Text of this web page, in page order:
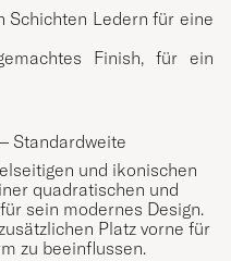
Schichten Ledern für eine
Finish, für ein
Standardweite
und ikonischen
quadratischen und
sein modernes Design.
Platz vorne für
zu beeinflussen.